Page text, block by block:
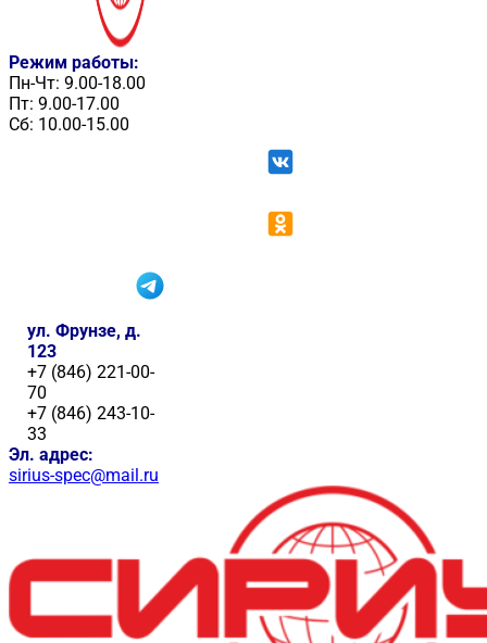
Режим работы:
Пн-Чт: 9.00-18.00
Пт: 9.00-17.00
Сб: 10.00-15.00
ул. Фрунзе, д.
123
+7 (846) 221-00-
70
+7 (846) 243-10-
33
Эл. адрес:
sirius-spec@mail.ru